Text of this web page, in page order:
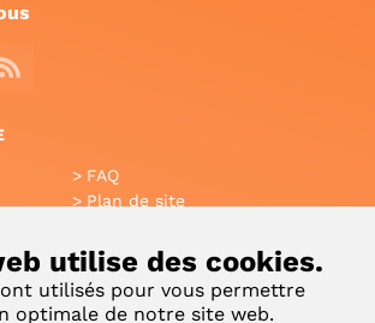
utilise des cookies.
utilisés pour vous permettre
optimale de notre site web.
RSS
FAQ
Plan de site
Intranet
Applications Mobiles